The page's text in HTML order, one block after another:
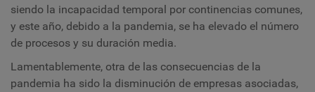
siendo la incapacidad temporal por continencias comunes,
y este año, debido a la pandemia, se ha elevado el número
de procesos y su duración media.
Lamentablemente, otra de las consecuencias de la
pandemia ha sido la disminución de empresas asociadas,